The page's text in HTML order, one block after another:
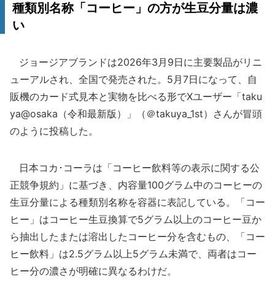
種類別名称「コーヒー」の方が生豆分量は濃
い
ジョージアブランドは2026年3月9日に主要製品がリニ
ューアルされ、全国で発売された。5月7日になって、自
販機のカード式見本と実物を比べる形でXユーザー「taku
ya@osaka（令和最新版）」（＠takuya_1st）さんが冒頭
のように投稿した。
日本コカ･コーラは「コーヒー飲料等の表示に関する公
正競争規約」に基づき、内容量100グラム中のコーヒーの
生豆分量による種類別名称を容器に表記している。「コー
ヒー」はコーヒー生豆換算で5グラム以上のコーヒー豆か
ら抽出したまたは溶出したコーヒー分を含むもの、「コー
ヒー飲料」は2.5グラム以上5グラム未満で、両者はコー
ヒー分の濃さが明確に異なるわけだ。